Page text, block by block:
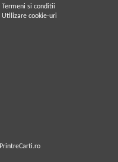
Termeni si conditii
Utilizare cookie-uri
PrintreCarti.ro